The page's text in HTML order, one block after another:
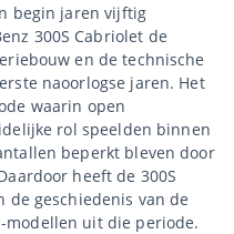
begin jaren vijftig
300S Cabriolet de
en de technische
naoorlogse jaren. Het
waarin open
rol speelden binnen
beperkt bleven door
heeft de 300S
de geschiedenis van de
modellen uit die periode.